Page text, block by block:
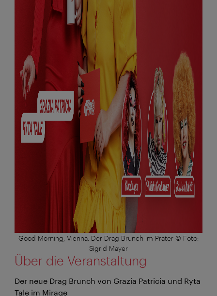
Good Morning, Vienna. Der Drag Brunch im Prater © Foto:
Sigrid Mayer
Über die Veranstaltung
Der neue Drag Brunch von Grazia Patricia und Ryta
Tale im Mirage